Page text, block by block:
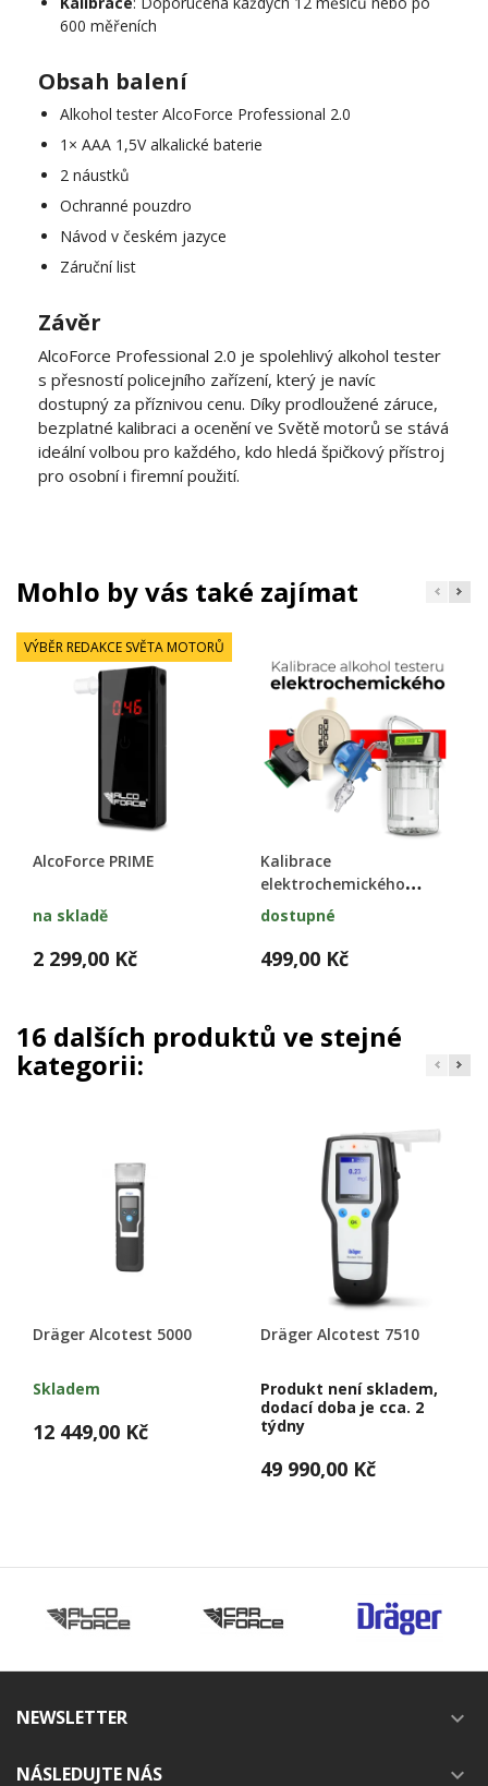
600 měřeních
Obsah balení
Alkohol tester AlcoForce Professional 2.0
1× AAA 1,5V alkalické baterie
2 náustků
Ochranné pouzdro
Návod v českém jazyce
Záruční list
Závěr
AlcoForce Professional 2.0 je spolehlivý alkohol tester
s přesností policejního zařízení, který je navíc
dostupný za příznivou cenu. Díky prodloužené záruce,
bezplatné kalibraci a ocenění ve Světě motorů se stává
ideální volbou pro každého, kdo hledá špičkový přístroj
pro osobní i firemní použití.
Mohlo by vás také zajímat
VÝBĚR REDAKCE SVĚTA MOTORŮ
AlcoForce PRIME
na skladě
2 299,00 Kč
Kalibrace
elektrochemického
alkohol testeru
dostupné
499,00 Kč
16 dalších produktů ve stejné
kategorii:
Dräger Alcotest 5000
Skladem
12 449,00 Kč
Dräger Alcotest 7510
Produkt není skladem,
dodací doba je cca. 2
týdny
49 990,00 Kč
NEWSLETTER 
NÁSLEDUJTE NÁS 